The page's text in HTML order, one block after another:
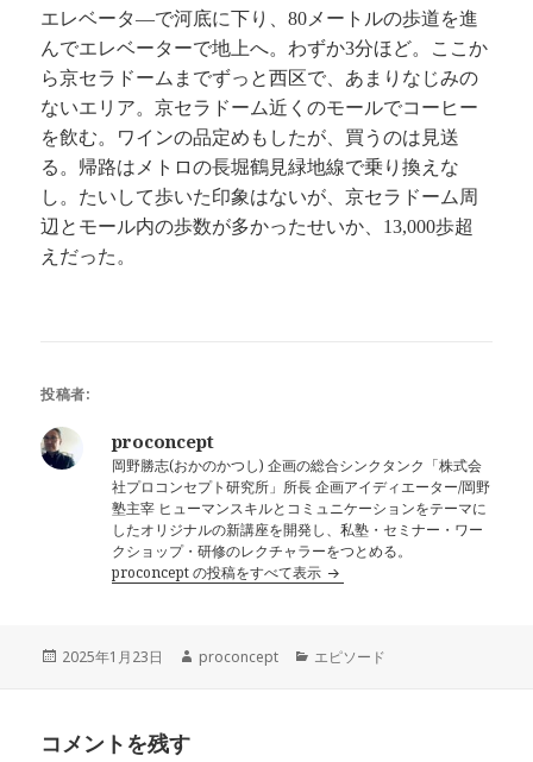
エレベータ―で河底に下り、80メートルの歩道を進
んでエレベーターで地上へ。わずか3分ほど。ここか
ら京セラドームまでずっと西区で、あまりなじみの
ないエリア。京セラドーム近くのモールでコーヒー
を飲む。ワインの品定めもしたが、買うのは見送
る。帰路はメトロの長堀鶴見緑地線で乗り換えな
し。たいして歩いた印象はないが、京セラドーム周
辺とモール内の歩数が多かったせいか、
13,000歩超
えだった。
投稿者:
proconcept
岡野勝志(おかのかつし) 企画の総合シンクタンク「株式会
社プロコンセプト研究所」所長 企画アイディエーター/岡野
塾主宰 ヒューマンスキルとコミュニケーションをテーマに
したオリジナルの新講座を開発し、私塾・セミナー・ワー
クショップ・研修のレクチャラーをつとめる。
proconcept の投稿をすべて表示
投
2025年1月23日
作
proconcept
カ
エピソード
コメントを残す